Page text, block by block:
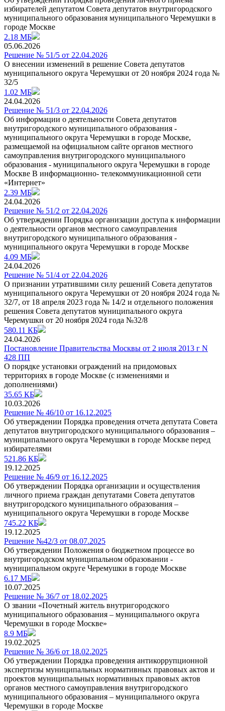
избирателей депутатом Совета депутатов внутригородского
муниципального образования муниципального Черемушки в
городе Москве
2.18 МБ
05.06.2026
Решение № 51/5 от 22.04.2026
О внесении изменений в решение Совета депутатов
муниципального округа Черемушки от 20 ноября 2024 года №
32/5
1.02 МБ
24.04.2026
Решение № 51/3 от 22.04.2026
Об информации о деятельности Совета депутатов
внутригородского муниципального образования -
муниципального округа Черемушки в городе Москве,
размещаемой на официальном сайте органов местного
самоуправления внутригородского муниципального
образования - муниципального округа Черемушки в городе
Москве B информационно- телекоммуникационной сети
«Интернет»
2.39 МБ
24.04.2026
Решение № 51/2 от 22.04.2026
Об утверждении Порядка организации доступа к информации
о деятельности органов местного самоуправления
внутригородского муниципального образования -
муниципального округа Черемушки в городе Москве
4.09 МБ
24.04.2026
Решение № 51/4 от 22.04.2026
О признании утратившими силу решений Совета депутатов
муниципального округа Черемушки от 20 ноября 2024 года №
32/7, от 18 апреля 2023 года № 14/2 и отдельного положения
решения Совета депутатов муниципального округа
Черемушки от 20 ноября 2024 года №32/8
580.11 КБ
24.04.2026
Постановление Правительства Москвы от 2 июля 2013 г N
428 ПП
О порядке установки ограждений на придомовых
территориях в городе Москве (с изменениями и
дополнениями)
35.65 КБ
10.03.2026
Решение № 46/10 от 16.12.2025
Об утверждении Порядка проведения отчета депутата Совета
депутатов внутригородского муниципального образования –
муниципального округа Черемушки в городе Москве перед
избирателями
521.86 КБ
19.12.2025
Решение № 46/9 от 16.12.2025
Об утверждении Порядка организации и осуществления
личного приема граждан депутатами Совета депутатов
внутригородского муниципального образования –
муниципального округа Черемушки в городе Москве
745.22 КБ
19.12.2025
Решение №42/3 от 08.07.2025
Об утверждении Положения о бюджетном процессе во
внутригородском муниципальном образовании -
муниципальном округе Черемушки в городе Москве
6.17 МБ
10.07.2025
Решение № 36/7 от 18.02.2025
О звании «Почетный житель внутригородского
муниципального образования – муниципального округа
Черемушки в городе Москве»
8.9 МБ
19.02.2025
Решение № 36/6 от 18.02.2025
Об утверждении Порядка проведения антикоррупционной
экспертизы муниципальных нормативных правовых актов и
проектов муниципальных нормативных правовых актов
органов местного самоуправления внутригородского
муниципального образования – муниципального округа
Черемушки в городе Москве